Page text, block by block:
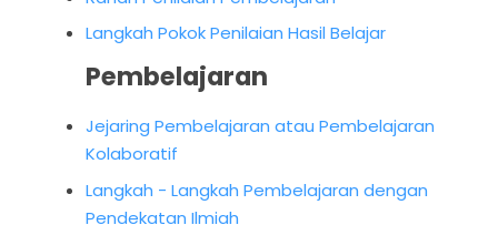
Langkah Pokok Penilaian Hasil Belajar
Pembelajaran
Jejaring Pembelajaran atau Pembelajaran
Kolaboratif
Langkah - Langkah Pembelajaran dengan
Pendekatan Ilmiah